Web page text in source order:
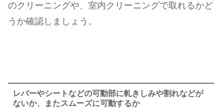
のクリーニングや、室内クリーニングで取れるかど
うか確認しましょう。
レバーやシートなどの可動部に軋きしみや割れなどが
ないか、またスムーズに可動するか